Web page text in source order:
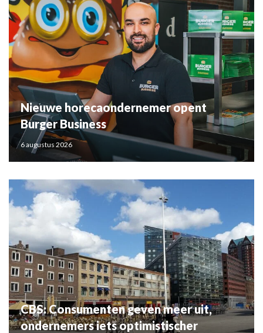
Nieuwe horecaondernemer opent
Burger Business
6 augustus 2026
CBS: Consumenten geven meer uit,
ondernemers iets optimistischer